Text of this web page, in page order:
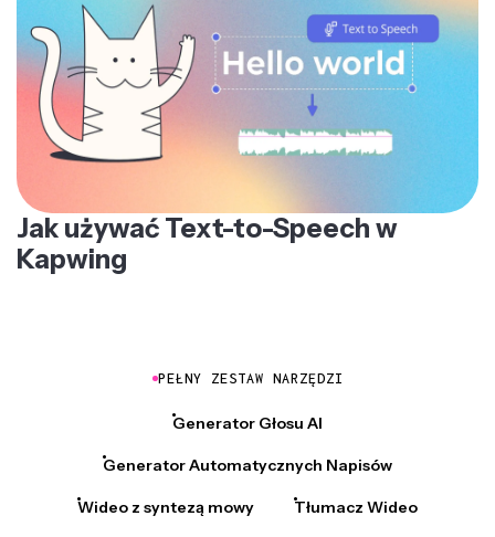
Jak używać Text-to-Speech w
Kapwing
PEŁNY ZESTAW NARZĘDZI
Generator Głosu AI
Generator Automatycznych Napisów
Wideo z syntezą mowy Tłumacz Wideo